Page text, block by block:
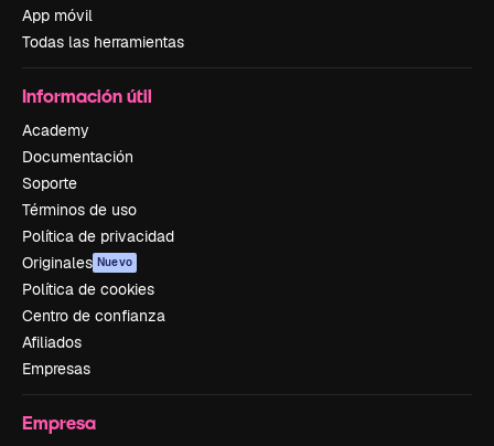
App móvil
Todas las herramientas
Información útil
Academy
Documentación
Soporte
Términos de uso
Política de privacidad
Originales Nuevo
Política de cookies
Centro de confianza
Afiliados
Empresas
Empresa